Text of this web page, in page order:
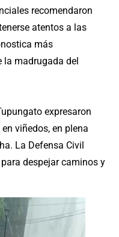
recomendaron
atentos a las
más
la madrugada del
expresaron
viñedos, en plena
La Defensa Civil
despejar caminos y